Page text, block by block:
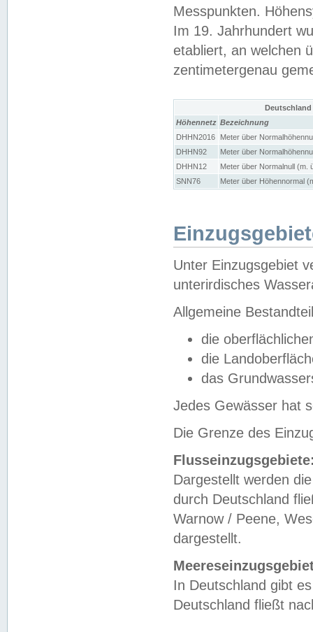
Messpunkten.
Im 19. Jahrhundert
etabliert, an welchen
zentimetergenau
Höhennetz Bezeichnung
DHHN2016
Meter über
DHHN92
Meter über
DHHN12
Meter über Normalnull (m.
SNN76
Meter über Höhennormal
Unter Einzugsgebiet
unterirdisches
Allgemeine
die
die
das
Jedes Gewässer hat
Die Grenze des
Dargestellt werden
durch Deutschland
Warnow / Peene,
dargestellt.
In Deutschland gibt
Deutschland fließt